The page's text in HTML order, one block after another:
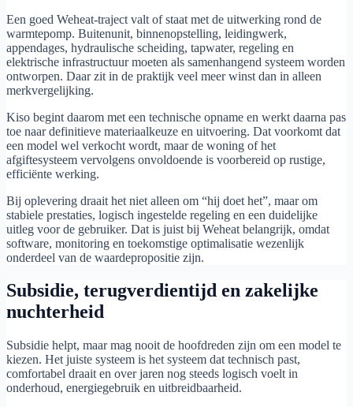
Een goed Weheat-traject valt of staat met de uitwerking rond de
warmtepomp. Buitenunit, binnenopstelling, leidingwerk,
appendages, hydraulische scheiding, tapwater, regeling en
elektrische infrastructuur moeten als samenhangend systeem worden
ontworpen. Daar zit in de praktijk veel meer winst dan in alleen
merkvergelijking.
Kiso begint daarom met een technische opname en werkt daarna pas
toe naar definitieve materiaalkeuze en uitvoering. Dat voorkomt dat
een model wel verkocht wordt, maar de woning of het
afgiftesysteem vervolgens onvoldoende is voorbereid op rustige,
efficiënte werking.
Bij oplevering draait het niet alleen om “hij doet het”, maar om
stabiele prestaties, logisch ingestelde regeling en een duidelijke
uitleg voor de gebruiker. Dat is juist bij Weheat belangrijk, omdat
software, monitoring en toekomstige optimalisatie wezenlijk
onderdeel van de waardepropositie zijn.
Subsidie, terugverdientijd en zakelijke
nuchterheid
Subsidie helpt, maar mag nooit de hoofdreden zijn om een model te
kiezen. Het juiste systeem is het systeem dat technisch past,
comfortabel draait en over jaren nog steeds logisch voelt in
onderhoud, energiegebruik en uitbreidbaarheid.